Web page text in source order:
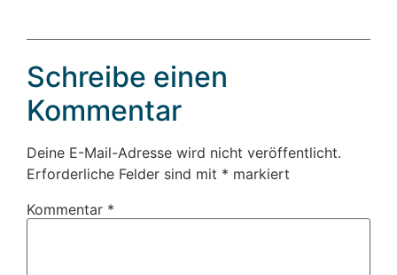
Schreibe einen
Kommentar
Deine E-Mail-Adresse wird nicht veröffentlicht.
Erforderliche Felder sind mit * markiert
Kommentar *